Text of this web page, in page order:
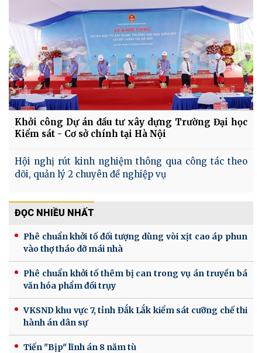
Khởi công Dự án đầu tư xây dựng Trường Đại học
Kiểm sát - Cơ sở chính tại Hà Nội
Hội nghị rút kinh nghiệm thông qua công tác theo
dõi, quản lý 2 chuyên đề nghiệp vụ
ĐỌC NHIỀU NHẤT
Phê chuẩn khởi tố đối tượng dùng vòi xịt cao áp phun
vào thợ tháo dỡ mái nhà
Phê chuẩn khởi tố thêm bị can trong vụ án truyền bá
văn hóa phẩm đồi trụy
VKSND khu vực 7, tỉnh Đắk Lắk kiểm sát cưỡng chế thi
hành án dân sự
Tiến "Bịp" lĩnh án 8 năm tù